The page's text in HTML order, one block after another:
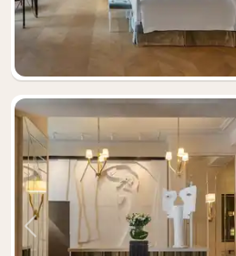
Vorige foto